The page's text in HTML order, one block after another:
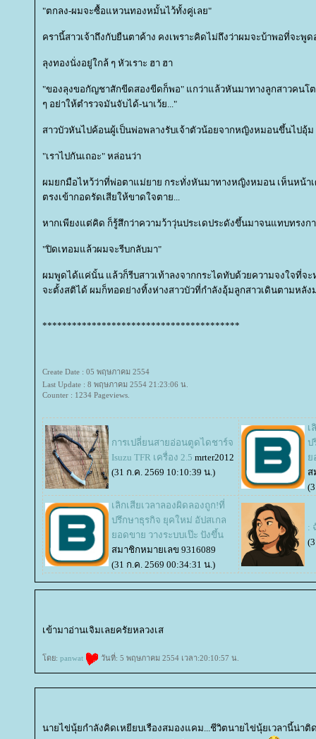
"ตกลง-ผมจะซื้อแหวนทองหมั้นไว้ทั้งคู่เลย"
ครานี้สาวเจ้าถึงกับยืนตาค้าง คงเพราะคิดไม่ถึงว่าผมจะบ้าพอที่จะพู
ลุงทองนั่งอยู่ใกล้ ๆ หัวเราะ ฮา ฮา
"ของลุงขอกัญชาสักขีดสองขีดก็พอ" แกว่าแล้วหันมาทางลูกสาวคนโ
ๆ อย่าให้ตำรวจมันจับได้-นาเว้ย..."
สาวบัวหันไปค้อนผู้เป็นพ่อพลางรับเจ้าตัวน้อยจากหญิงหมอนขึ้นไปอุ้
"เราไปกันเถอะ" หล่อนว่า
ผมยกมือไหว้ว่าที่พ่อตาแม่ยาย กระทั่งหันมาทางหญิงหมอน เห็นหน้า
ตรงเข้ากอดรัดเสียให้ขาดใจตาย...
หากเพียงแต่คิด ก็รู้สึกว่าความว้าวุ่นประเดประดังขึ้นมาจนแทบทรงก
"ปิดเทอมแล้วผมจะรีบกลับมา"
ผมพูดได้แค่นั้น แล้วก็รีบสาวเท้าลงจากกระไดทับด้วยความจงใจที่จะ
จะตั้งสติได้ ผมก็ทอดย่างทิ้งห่างสาวบัวที่กำลังอุ้มลูกสาวเดินตามหลัง
****************************************
Create Date : 05 พฤษภาคม 2554
Last Update : 8 พฤษภาคม 2554 21:23:06 น.
Counter : 1234 Pageviews.
การเปลี่ยนสายอ่อนตูดไดชาร์จ
Isuzu TFR เครื่อง 2.5 mrter2012
(31 ก.ค. 2569 10:10:39 น.)
เ
ป
อ
ส
เลิกเสียเวลาลองผิดลองถูก!ที่
ปรึกษาธุรกิจ ยุคใหม่ อัปสเกล
อดขาย วางระบบเป๊ะ ปังขึ้น
สมาชิกหมายเลข 9316089
(31 ก.ค. 2569 00:34:31 น.)
:
เข้ามาอ่านเจิมเลยครัยหลวงเส
ดย: panwat วันที่: 5 พฤษภาคม 2554 เวลา:20:10:57 น.
นายไข่นุ้ยกำลังคิดเหยียบเรืองสมองแคม...ชีวิตนายไข่นุ้ยเวลานี้น่า